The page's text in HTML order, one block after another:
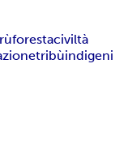
forestaciviltà
tribùindigeni